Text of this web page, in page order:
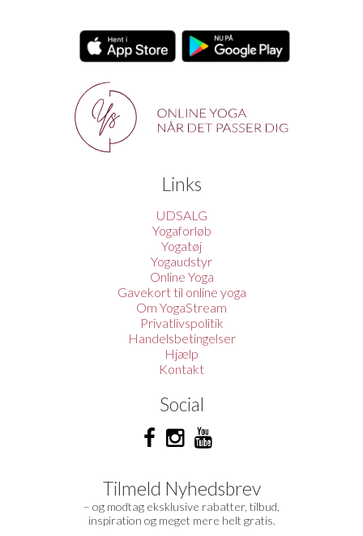
Links
UDSALG
Yogaforløb
Yogatøj
Yogaudstyr
Online Yoga
Gavekort til online yoga
Om YogaStream
Privatlivspolitik
Handelsbetingelser
Hjælp
Kontakt
Social
Tilmeld Nyhedsbrev
– og modtag eksklusive rabatter, tilbud,
inspiration og meget mere helt gratis.